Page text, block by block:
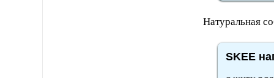
Натуральная
SKEE